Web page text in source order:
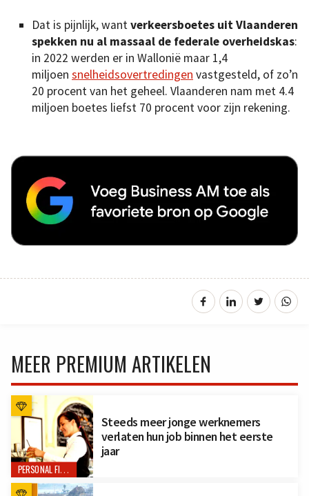
Dat is pijnlijk, wantverkeersboetes uit Vlaanderen
spekken nu al massaal de federale overheidskas:
in 2022 werden er in Wallonië maar 1,4
miljoen snelheidsovertredingen vastgesteld, of zo’n
20 procent van het geheel. Vlaanderen nam met 4.4
miljoen boetes liefst 70 procent voor zijn rekening.
MEER PREMIUM ARTIKELEN
PERSONAL FINANCE
Steeds meer jonge werknemers
verlaten hun job binnen het eerste
jaar